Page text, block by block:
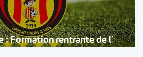
: Formation rentrante de l’